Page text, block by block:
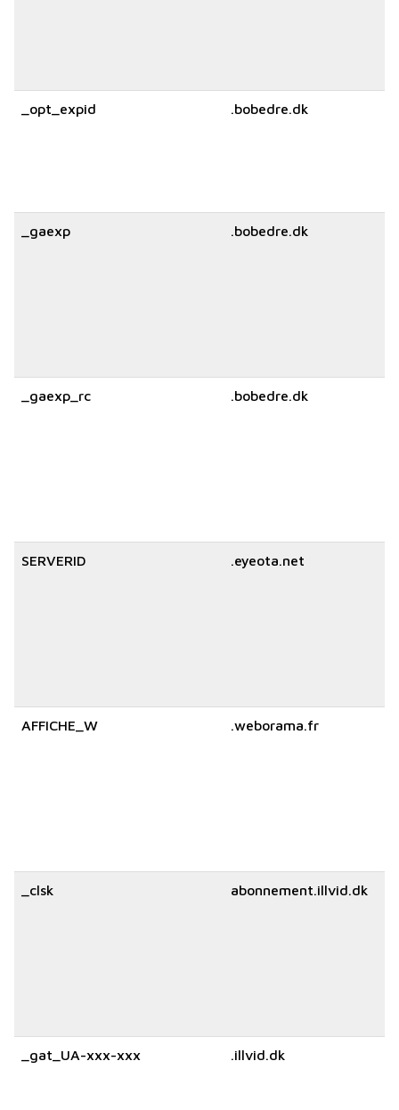
_opt_expid .bobedre.dk
_gaexp .bobedre.dk
_gaexp_rc .bobedre.dk
SERVERID .eyeota.net
AFFICHE_W .weborama.fr
_clsk abonnement.illvid.dk
_gat_UA-xxx-xxx .illvid.dk